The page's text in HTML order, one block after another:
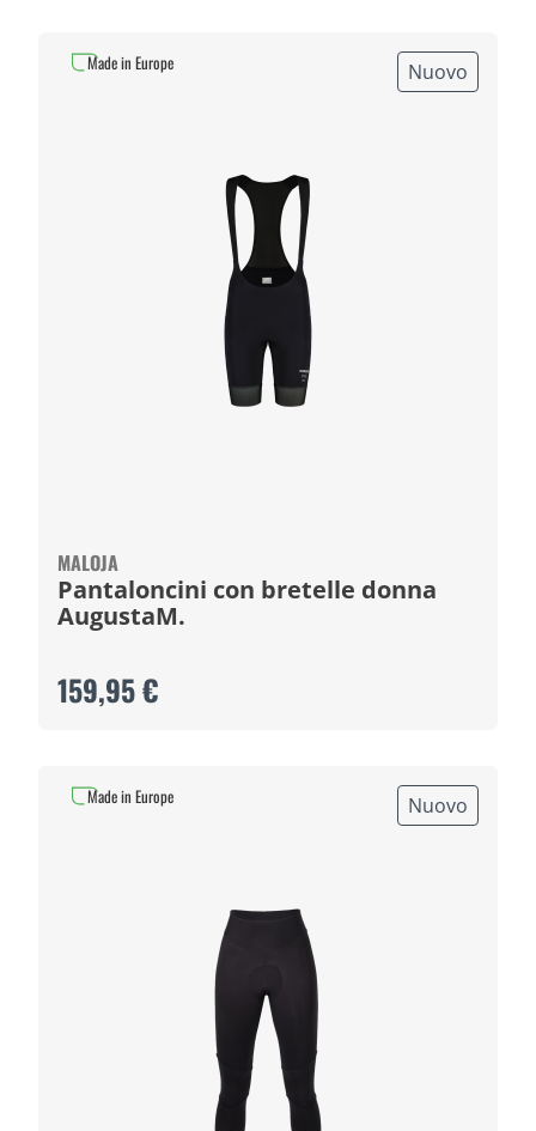
Nuovo
MALOJA
Pantaloncini con bretelle donna
AugustaM.
159,95 €
Made in Europe
Nuovo
Made in Europe